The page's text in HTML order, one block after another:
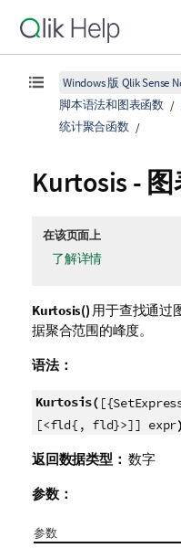
Windows 版 Qlik Sense
脚本语法和图表函数
统计聚合函数
Kurtosis -
在该页面上
了解详情
Kurtosis() 用于查找通过
据聚合范围的峰度。
语法：
Kurtosis(
[<fld{, fld}>]] expr)
返回数据类型： 数字
参数：
参数